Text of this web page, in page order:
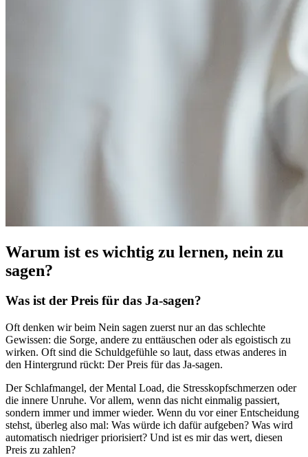
Warum ist es wichtig zu lernen, nein zu
sagen?
Was ist der Preis für das Ja-sagen?
Oft denken wir beim Nein sagen zuerst nur an das schlechte
Gewissen: die Sorge, andere zu enttäuschen oder als egoistisch zu
wirken. Oft sind die Schuldgefühle so laut, dass etwas anderes in
den Hintergrund rückt: Der Preis für das Ja-sagen.
Der Schlafmangel, der Mental Load, die Stresskopfschmerzen oder
die innere Unruhe. Vor allem, wenn das nicht einmalig passiert,
sondern immer und immer wieder. Wenn du vor einer Entscheidung
stehst, überleg also mal: Was würde ich dafür aufgeben? Was wird
automatisch niedriger priorisiert? Und ist es mir das wert, diesen
Preis zu zahlen?